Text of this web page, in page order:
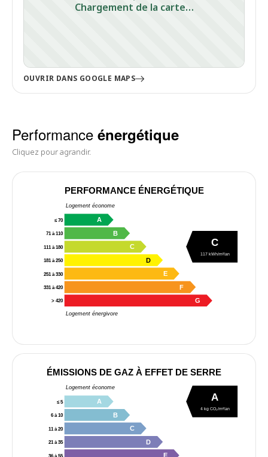
Chargement de la carte…
OUVRIR DANS GOOGLE MAPS
Performance énergétique
Cliquez pour agrandir.
PERFORMANCE ÉNERGÉTIQUE
Logement économe
Logement énergivore
≤ 70 A
71 à 110 B
111 à 180 C
181 à 250 D
251 à 330 E
331 à 420 F
> 420 G
C
117 kWh/m²/an
ÉMISSIONS DE GAZ À EFFET DE SERRE
Logement économe
≤ 5 A
6 à 10 B
11 à 20 C
21 à 35 D
A
4 kg CO₂/m²/an